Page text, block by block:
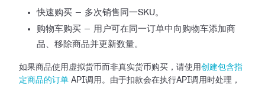
快速购买 — 多次销售同一SKU。
购物车购买 — 用户可在同一订单中向购物车添加商
品、移除商品并更新数量。
如果商品使用虚拟货币而非真实货币购买，请使用创建包含指
定商品的订单 API调用。由于扣款会在执行API调用时处理，